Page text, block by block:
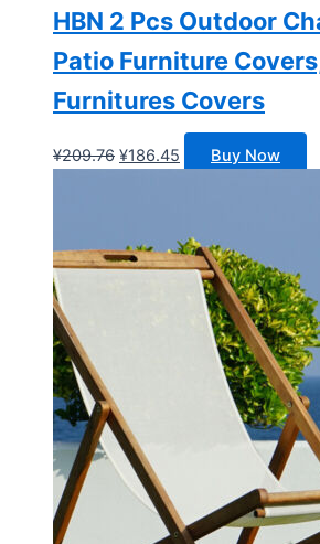
HBN 2 Pcs Outdoor
Patio Furniture
Furnitures Covers
¥209.76 原
¥209.76。
¥186.45
格
为：
¥186.45。
Buy Now